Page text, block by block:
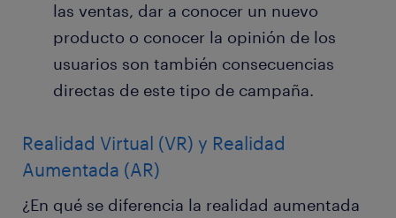
las ventas, dar a conocer un nuevo
producto o conocer la opinión de los
usuarios son también consecuencias
directas de este tipo de campaña.
Realidad Virtual (VR) y Realidad
Aumentada (AR)
¿En qué se diferencia la realidad aumentada